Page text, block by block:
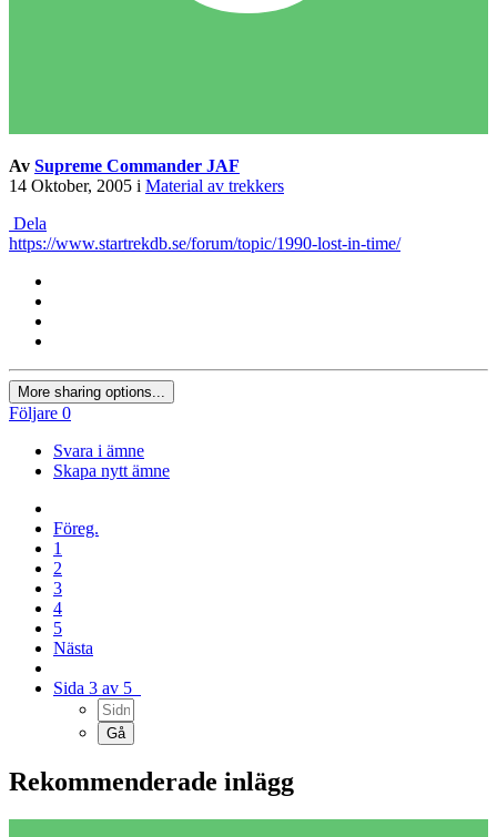
Av Supreme Commander JAF
14 Oktober, 2005 i Material av trekkers
Dela
https://www.startrekdb.se/forum/topic/1990-lost-in-time/
More sharing options...
Följare 0
Svara i ämne
Skapa nytt ämne
Föreg.
1
2
3
4
5
Nästa
Sida 3 av 5
Rekommenderade inlägg